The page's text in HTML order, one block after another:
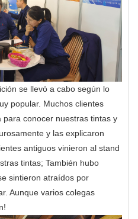
se llevó a cabo según lo
popular. Muchos clientes
para conocer nuestras tintas y
y las explicaron
antiguos vinieron al stand
tintas; También hubo
sintieron atraídos por
Aunque varios colegas